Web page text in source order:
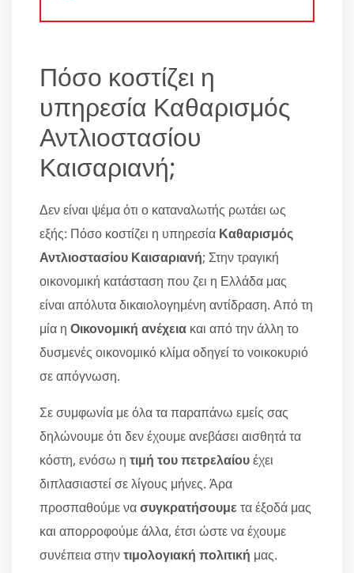
Πόσο κοστίζει η
υπηρεσία Καθαρισμός
Αντλιοστασίου
Καισαριανή;
Δεν είναι ψέμα ότι ο καταναλωτής ρωτάει ως
εξής: Πόσο κοστίζει η υπηρεσία Καθαρισμός
Αντλιοστασίου Καισαριανή; Στην τραγική
οικονομική κατάσταση που ζει η Ελλάδα μας
είναι απόλυτα δικαιολογημένη αντίδραση. Από τη
μία η Οικονομική ανέχεια και από την άλλη το
δυσμενές οικονομικό κλίμα οδηγεί το νοικοκυριό
σε απόγνωση.
Σε συμφωνία με όλα τα παραπάνω εμείς σας
δηλώνουμε ότι δεν έχουμε ανεβάσει αισθητά τα
κόστη, ενόσω η τιμή του πετρελαίουέχει
διπλασιαστεί σε λίγους μήνες. Άρα
προσπαθούμε νασυγκρατήσουμε τα έξοδά μας
και απορροφούμε άλλα, έτσι ώστε να έχουμε
συνέπεια στηντιμολογιακή πολιτική μας.